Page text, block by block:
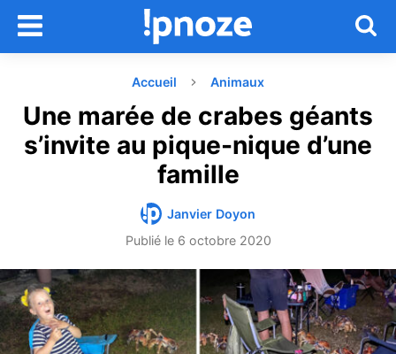
Accueil Animaux
Une marée de crabes géants
s’invite au pique-nique d’une
famille
Janvier Doyon
Publié le 6 octobre 2020